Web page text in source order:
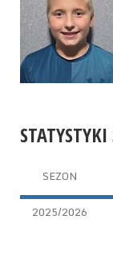
SEZON
2025/2026